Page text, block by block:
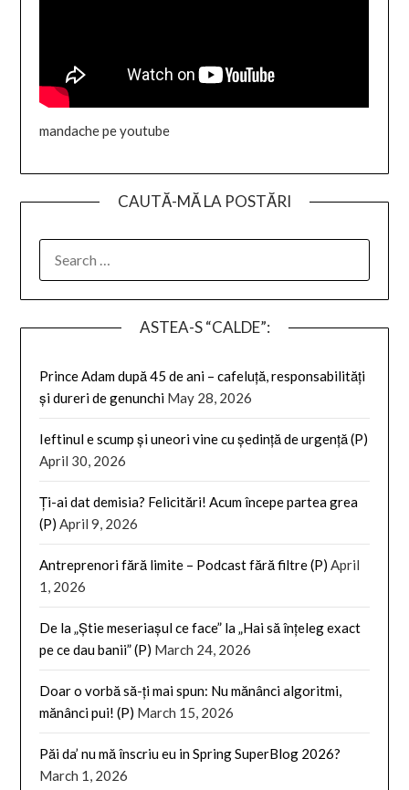
mandache pe youtube
CAUTĂ-MĂ LA POSTĂRI
FOR:
ASTEA-S “CALDE”:
Prince Adam după 45 de ani – cafeluță, responsabilități
și dureri de genunchi May 28, 2026
Ieftinul e scump și uneori vine cu ședință de urgență (P)
April 30, 2026
Ți-ai dat demisia? Felicitări! Acum începe partea grea
(P) April 9, 2026
Antreprenori fără limite – Podcast fără filtre (P) April
1, 2026
De la „Știe meseriașul ce face” la „Hai să înțeleg exact
pe ce dau banii” (P) March 24, 2026
Doar o vorbă să-ți mai spun: Nu mănânci algoritmi,
mănânci pui! (P) March 15, 2026
Păi da’ nu mă înscriu eu in Spring SuperBlog 2026?
March 1, 2026